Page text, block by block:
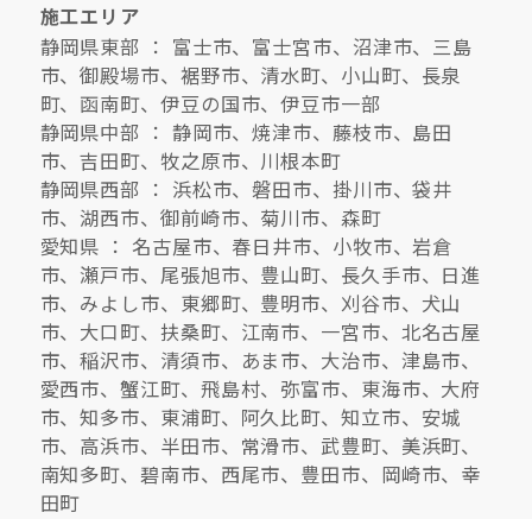
施工エリア
静岡県東部 ： 富士市、富士宮市、沼津市、三島
市、御殿場市、裾野市、清水町、小山町、長泉
町、函南町、伊豆の国市、伊豆市一部
静岡県中部 ： 静岡市、焼津市、藤枝市、島田
市、吉田町、牧之原市、川根本町
静岡県西部 ： 浜松市、磐田市、掛川市、袋井
市、湖西市、御前崎市、菊川市、森町
愛知県 ： 名古屋市、春日井市、小牧市、岩倉
市、瀬戸市、尾張旭市、豊山町、長久手市、日進
市、みよし市、東郷町、豊明市、刈谷市、犬山
市、大口町、扶桑町、江南市、一宮市、北名古屋
市、稲沢市、清須市、あま市、大治市、津島市、
愛西市、蟹江町、飛島村、弥富市、東海市、大府
市、知多市、東浦町、阿久比町、知立市、安城
市、高浜市、半田市、常滑市、武豊町、美浜町、
南知多町、碧南市、西尾市、豊田市、岡崎市、幸
田町